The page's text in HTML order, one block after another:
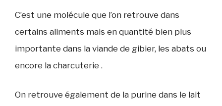
C’est une molécule que l’on retrouve dans
certains aliments mais en quantité bien plus
importante dans la viande de gibier, les abats ou
encore la charcuterie .
On retrouve également de la purine dans le lait